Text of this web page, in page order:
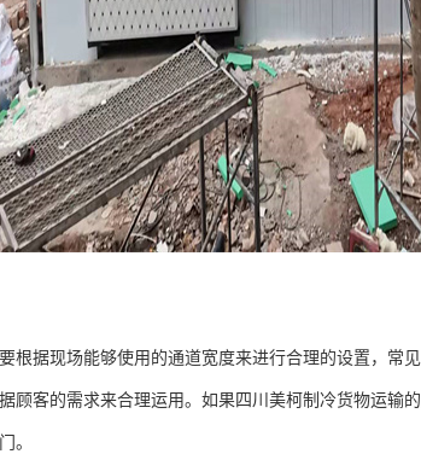
根据现场能够使用的通道宽度来进行合理的设置，常
顾客的需求来合理运用。如果四川美柯制冷货物运输
。